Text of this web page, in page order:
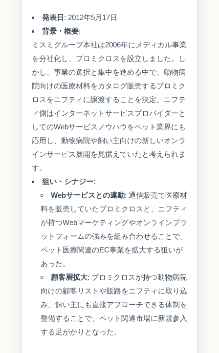
発表日 : 2012年5月17日
背景・概要:
ミスミグループ本社は2006年にメディカル事業
を分社化し、プロミクロスを設立しました。し
かし、事業の選択と集中を進める中で、動物病
院向けの医療材料をカタログ販売するプロミク
ロスをニフティに譲渡することを決定。ニフテ
ィ側はインターネットサービスプロバイダーと
してのWebサービスノウハウをペット業界にも
応用し、動物病院や飼い主向けの新しいオンラ
インサービス展開を見据えていたと考えられま
す。
狙い・シナジー:
Webサービスとの連動: 通信販売で医療材
料を販売していたプロミクロスと、ニフティ
が持つWebマーケティングやオンラインプラ
ットフォームの強みを組み合わせることで、
ペット医療関連のEC事業を拡大する狙いが
あった。
顧客層拡大: プロミクロスが持つ動物病院
向けの顧客リストや販路をニフティに取り込
み、飼い主にも直接アプローチできる体制を
整備することで、ペット関連市場に新規参入
する足がかりとなった。